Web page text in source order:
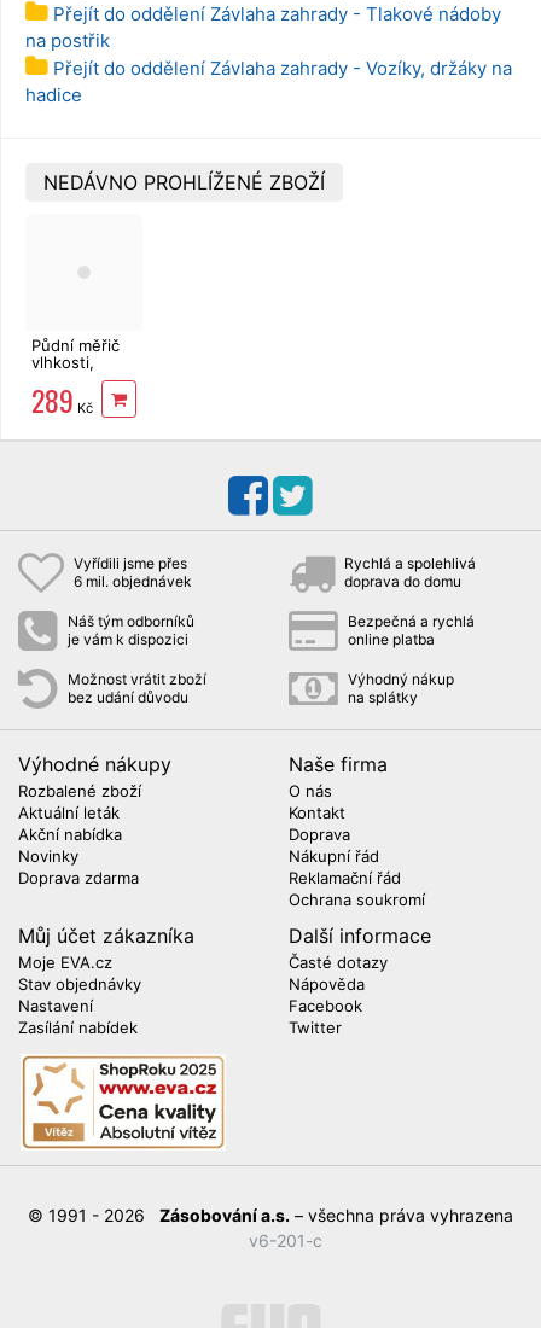
Přejít do oddělení Závlaha zahrady - Tlakové nádoby
na postřik
Přejít do oddělení Závlaha zahrady - Vozíky, držáky na
hadice
NEDÁVNO PROHLÍŽENÉ ZBOŽÍ
Půdní měřič
vlhkosti,
světla, PH,
teploty s LCD
displejem
289 Kč
Vyřídili jsme přes
6 mil. objednávek
Rychlá a spolehlivá
doprava do domu
Náš tým odborníků
je vám k dispozici
Bezpečná a rychlá
online platba
Možnost vrátit zboží
bez udání důvodu
Výhodný nákup
na splátky
Výhodné nákupy
Rozbalené zboží
Aktuální leták
Akční nabídka
Novinky
Doprava zdarma
Naše firma
O nás
Kontakt
Doprava
Nákupní řád
Reklamační řád
Ochrana soukromí
Můj účet zákazníka
Moje EVA.cz
Stav objednávky
Nastavení
Zasílání nabídek
Další informace
Časté dotazy
Nápověda
Facebook
Twitter
© 1991 - 2026 Zásobování a.s. – všechna práva vyhrazena
v6-201-c